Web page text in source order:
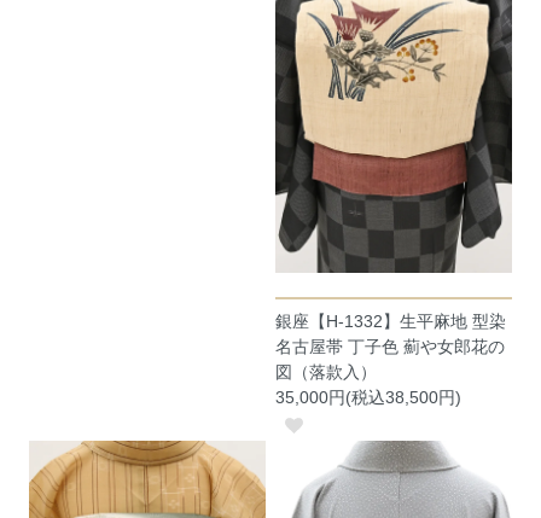
銀座【H-1332】生平麻地 型染
名古屋帯 丁子色 薊や女郎花の
図（落款入）
35,000円(税込38,500円)